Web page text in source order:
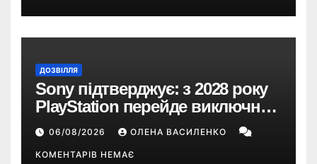
ДОЗВІЛЛЯ
Sony підтверджує: з 2028 року
PlayStation перейде виключно
на цифрові ігри
06/08/2026 ОЛЕНА ВАСИЛЕНКО
КОМЕНТАРІВ НЕМАЄ